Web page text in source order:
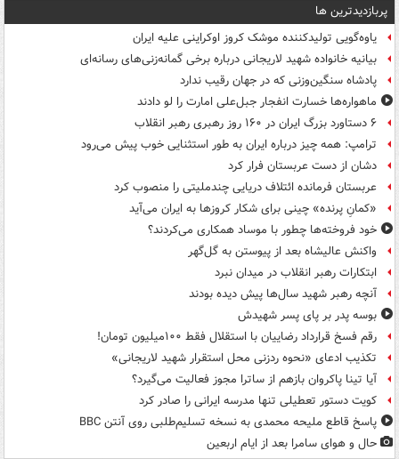
پربازدیدترین ها
یاوه‌گویی تولیدکننده موشک کروز اوکراینی علیه ایران
بیانیه خانواده شهید لاریجانی درباره برخی گمانه‌زنی‌های رسانه‌ای
پادشاه سنگین‌وزنی که در جهان رقیب ندارد
ماهواره‌ها خسارت انفجار جبل‌علی امارت را لو دادند
۶ دستاورد بزرگ ایران در ۱۶۰ روز رهبری رهبر انقلاب
ترامپ: همه چیز درباره ایران به طور استثنایی خوب پیش می‌رود
دشان از دست عربستان فرار کرد
عربستان فرمانده ائتلاف دریایی چندملیتی را منصوب کرد
«کمانِ پرنده» چینی برای شکار کروزها به ایران می‌آید
خود فروخته‌ها چطور با موساد همکاری می‌کردند؟
واکنش عالیشاه بعد از پیوستن به گل‌گهر
ابتکارات رهبر انقلاب در میدان نبرد
آنچه رهبر شهید سال‌ها پیش دیده بودند
بوسه‌ پدر بر پای پسر شهیدش
رقم فسخ قرارداد رضاییان با استقلال فقط ۱۰۰میلیون تومان!
تکذیب ادعای «نحوه ردزنی محل استقرار شهید لاریجانی»
آیا تینا پاکروان بازهم از ساترا مجوز فعالیت می‌گیرد؟
کویت دستور تعطیلی تنها مدرسه ایرانی را صادر کرد
پاسخ قاطع ملیحه محمدی به نسخه تسلیم‌طلبی روی آنتن BBC
حال و هوای سامرا بعد از ایام اربعین